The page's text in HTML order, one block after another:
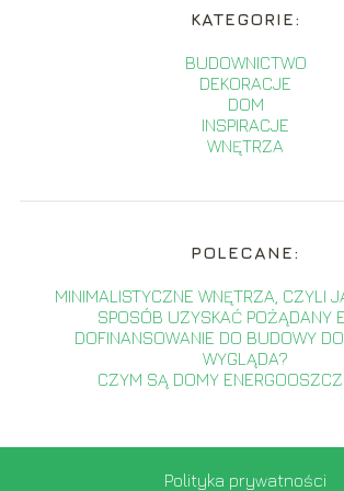
KATEGORIE:
BUDOWNICTWO
DEKORACJE
DOM
INSPIRACJE
WNĘTRZA
POLECANE:
MINIMALISTYCZNE WNĘTRZA, CZYLI
SPOSÓB UZYSKAĆ POŻĄDANY
DOFINANSOWANIE DO BUDOWY
WYGLĄDA?
CZYM SĄ DOMY
Polityka prywatności